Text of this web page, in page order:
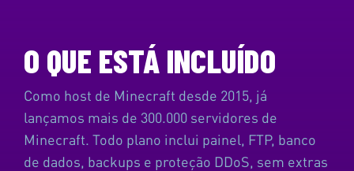
O QUE ESTÁ INCLUÍDO
Como host de Minecraft desde 2015, já
lançamos mais de 300.000 servidores de
Minecraft. Todo plano inclui painel, FTP, banco
de dados, backups e proteção DDoS, sem extras